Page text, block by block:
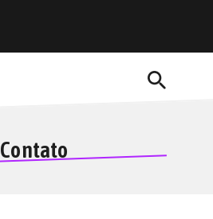
search
Contato